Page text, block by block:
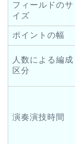
フィールドのサ
イズ
ポイントの幅
人数による編成
区分
演奏演技時間